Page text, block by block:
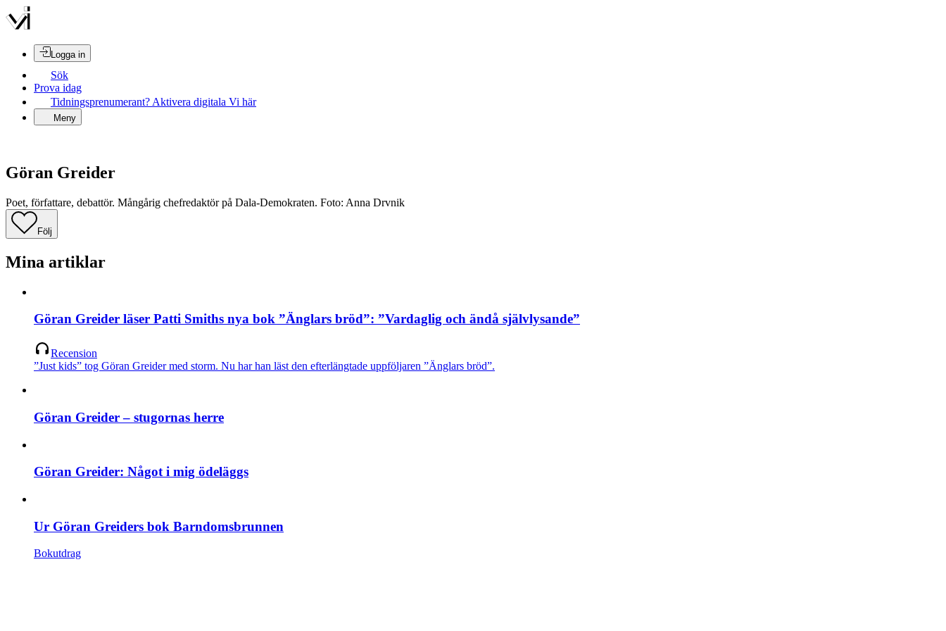
Logga in
Sök
Prova idag
Tidningsprenumerant? Aktivera digitala Vi här
Meny
Göran Greider
Poet, författare, debattör. Mångårig chefredaktör på Dala-Demokraten. Foto: Anna Drvnik
Följ
Mina artiklar
Göran Greider läser Patti Smiths nya bok ”Änglars bröd”: ”Vardaglig och ändå självlysande”
Recension
”Just kids” tog Göran Greider med storm. Nu har han läst den efterlängtade uppföljaren ”Änglars bröd”.
Göran Greider – stugornas herre
Göran Greider: Något i mig ödeläggs
Ur Göran Greiders bok Barndomsbrunnen
Bokutdrag